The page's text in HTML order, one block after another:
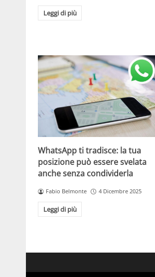
Leggi di più
WhatsApp ti tradisce: la tua
posizione può essere svelata
anche senza condividerla
Fabio Belmonte 4 Dicembre 2025
Leggi di più